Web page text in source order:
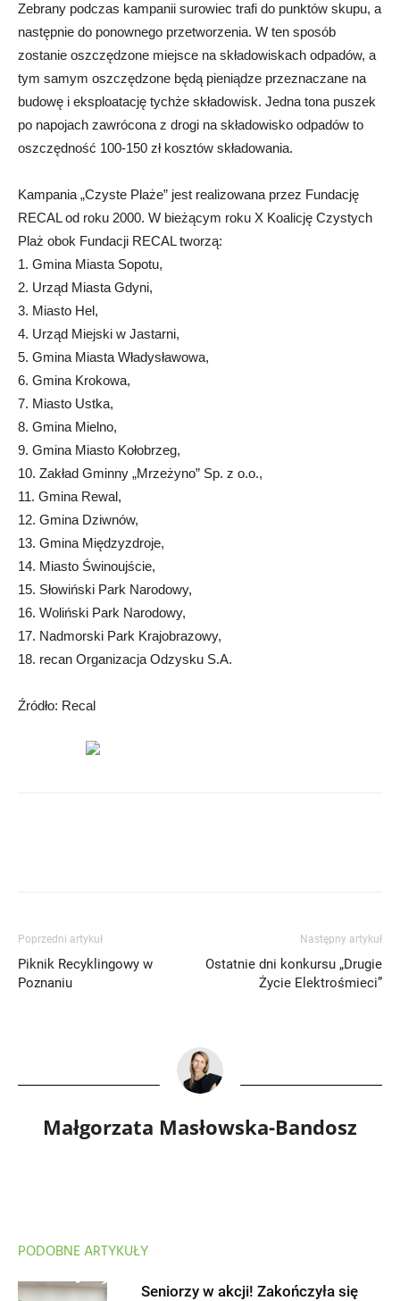
Zebrany podczas kampanii surowiec trafi do punktów skupu, a
następnie do ponownego przetworzenia. W ten sposób
zostanie oszczędzone miejsce na składowiskach odpadów, a
tym samym oszczędzone będą pieniądze przeznaczane na
budowę i eksploatację tychże składowisk. Jedna tona puszek
po napojach zawrócona z drogi na składowisko odpadów to
oszczędność 100-150 zł kosztów składowania.
Kampania „Czyste Plaże” jest realizowana przez Fundację
RECAL od roku 2000. W bieżącym roku X Koalicję Czystych
Plaż obok Fundacji RECAL tworzą:
1. Gmina Miasta Sopotu,
2. Urząd Miasta Gdyni,
3. Miasto Hel,
4. Urząd Miejski w Jastarni,
5. Gmina Miasta Władysławowa,
6. Gmina Krokowa,
7. Miasto Ustka,
8. Gmina Mielno,
9. Gmina Miasto Kołobrzeg,
10. Zakład Gminny „Mrzeżyno” Sp. z o.o.,
11. Gmina Rewal,
12. Gmina Dziwnów,
13. Gmina Międzyzdroje,
14. Miasto Świnoujście,
15. Słowiński Park Narodowy,
16. Woliński Park Narodowy,
17. Nadmorski Park Krajobrazowy,
18. recan Organizacja Odzysku S.A.
Źródło: Recal
Poprzedni artykuł
Piknik Recyklingowy w
Poznaniu
Następny artykuł
Ostatnie dni konkursu „Drugie
Życie Elektrośmieci”
Małgorzata Masłowska-Bandosz
PODOBNE ARTYKUŁY
Seniorzy w akcji! Zakończyła się